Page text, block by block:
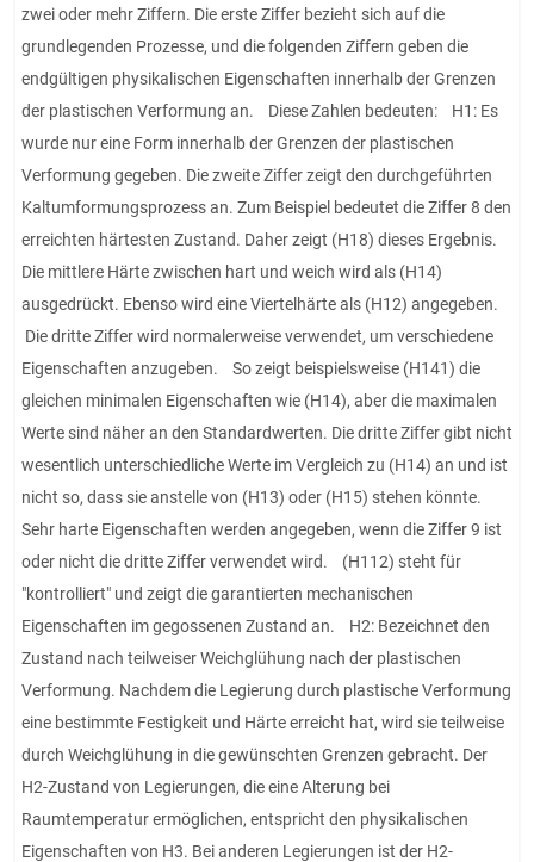
zwei oder mehr Ziffern. Die erste Ziffer bezieht sich auf die
grundlegenden Prozesse, und die folgenden Ziffern geben die
endgültigen physikalischen Eigenschaften innerhalb der Grenzen
der plastischen Verformung an. Diese Zahlen bedeuten: H1: Es
wurde nur eine Form innerhalb der Grenzen der plastischen
Verformung gegeben. Die zweite Ziffer zeigt den durchgeführten
Kaltumformungsprozess an. Zum Beispiel bedeutet die Ziffer 8 den
erreichten härtesten Zustand. Daher zeigt (H18) dieses Ergebnis.
Die mittlere Härte zwischen hart und weich wird als (H14)
ausgedrückt. Ebenso wird eine Viertelhärte als (H12) angegeben.
Die dritte Ziffer wird normalerweise verwendet, um verschiedene
Eigenschaften anzugeben. So zeigt beispielsweise (H141) die
gleichen minimalen Eigenschaften wie (H14), aber die maximalen
Werte sind näher an den Standardwerten. Die dritte Ziffer gibt nicht
wesentlich unterschiedliche Werte im Vergleich zu (H14) an und ist
nicht so, dass sie anstelle von (H13) oder (H15) stehen könnte.
Sehr harte Eigenschaften werden angegeben, wenn die Ziffer 9 ist
oder nicht die dritte Ziffer verwendet wird. (H112) steht für
"kontrolliert" und zeigt die garantierten mechanischen
Eigenschaften im gegossenen Zustand an. H2: Bezeichnet den
Zustand nach teilweiser Weichglühung nach der plastischen
Verformung. Nachdem die Legierung durch plastische Verformung
eine bestimmte Festigkeit und Härte erreicht hat, wird sie teilweise
durch Weichglühung in die gewünschten Grenzen gebracht. Der
H2-Zustand von Legierungen, die eine Alterung bei
Raumtemperatur ermöglichen, entspricht den physikalischen
Eigenschaften von H3. Bei anderen Legierungen ist der H2-